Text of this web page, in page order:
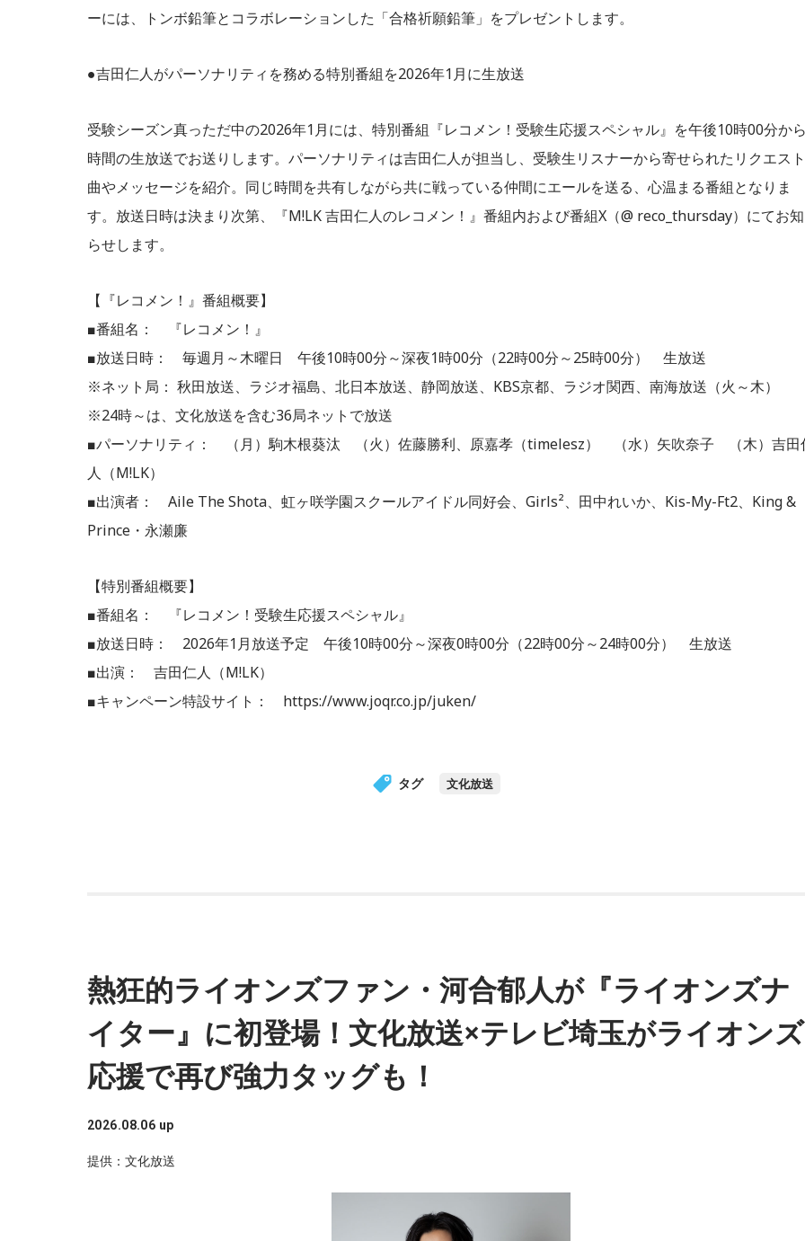
ーには、トンボ鉛筆とコラボレーションした「合格祈願鉛筆」をプレゼントします。
●吉田仁人がパーソナリティを務める特別番組を2026年1月に生放送
受験シーズン真っただ中の2026年1月には、特別番組『レコメン！受験生応援スペシャル』を午後10時00分か
時間の生放送でお送りします。パーソナリティは吉田仁人が担当し、受験生リスナーから寄せられたリクエスト
曲やメッセージを紹介。同じ時間を共有しながら共に戦っている仲間にエールを送る、心温まる番組となりま
す。放送日時は決まり次第、『M!LK 吉田仁人のレコメン！』番組内および番組X（@ reco_thursday）にてお知
らせします。
【『レコメン！』番組概要】
■番組名： 『レコメン！』
■放送日時： 毎週月～木曜日 午後10時00分～深夜1時00分（22時00分～25時00分） 生放送
※ネット局： 秋田放送、ラジオ福島、北日本放送、静岡放送、KBS京都、ラジオ関西、南海放送（火～木）
※24時～は、文化放送を含む36局ネットで放送
■パーソナリティ： （月）駒木根葵汰 （火）佐藤勝利、原嘉孝（timelesz） （水）矢吹奈子 （木）吉田
人（M!LK）
■出演者： Aile The Shota、虹ヶ咲学園スクールアイドル同好会、Girls²、田中れいか、Kis-My-Ft2、King &
Prince・永瀬廉
【特別番組概要】
■番組名： 『レコメン！受験生応援スペシャル』
■放送日時： 2026年1月放送予定 午後10時00分～深夜0時00分（22時00分～24時00分） 生放送
■出演： 吉田仁人（M!LK）
■キャンペーン特設サイト： https://www.joqr.co.jp/juken/
タグ 文化放送
熱狂的ライオンズファン・河合郁人が『ライオンズナ
イター』に初登場！文化放送×テレビ埼玉がライオンズ
応援で再び強力タッグも！
2026.08.06 up
提供：文化放送